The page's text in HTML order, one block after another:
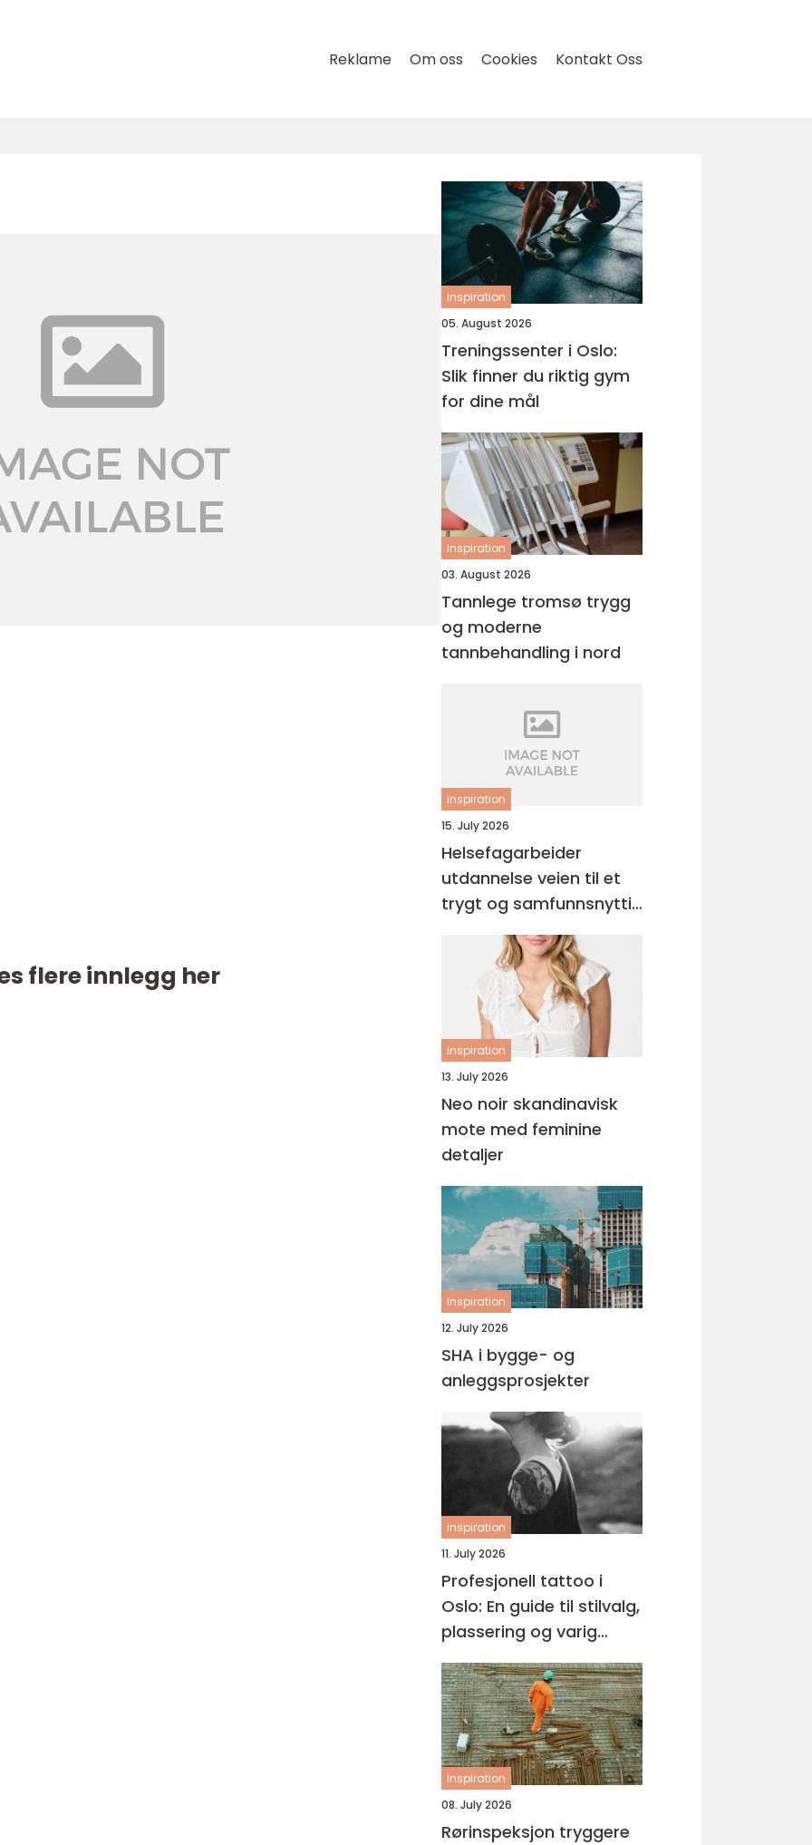
Reklame Om oss Cookies Kontakt Oss
flere innlegg her
inspiration
05. August 2026
Treningssenter i Oslo:
Slik finner du riktig gym
for dine mål
inspiration
03. August 2026
Tannlege tromsø trygg
og moderne
tannbehandling i nord
inspiration
15. July 2026
Helsefagarbeider
utdannelse veien til et
trygt og samfunnsnyttig
inspiration
13. July 2026
Neo noir skandinavisk
mote med feminine
detaljer
inspiration
12. July 2026
SHA i bygge- og
anleggsprosjekter
inspiration
11. July 2026
Profesjonell tattoo i
Oslo: En guide til stilvalg,
plassering og varig
kvalitet
inspiration
08. July 2026
Rørinspeksjon tryggere